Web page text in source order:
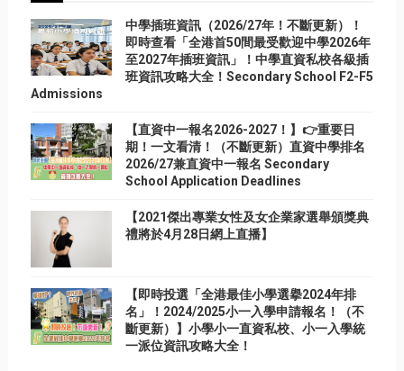
中學插班資訊（2026/27年！不斷更新）！
即時查看「全港首50間最受歡迎中學2026年
至2027年插班資訊」！中學直資私校各級插
班資訊攻略大全！Secondary School F2-F5
Admissions
【直資中一報名2026-2027！】👉重要日
期！一文看清！（不斷更新）直資中學排名
2026/27兼直資中一報名 Secondary
School Application Deadlines
【2021傑出專業女性及女企業家選舉頒獎典
禮將於4月28日網上直播】
【即時投選「全港最佳小學選擧2024年排
名」！2024/2025小一入學申請報名！（不
斷更新）】小學小一直資私校、小一入學統
一派位資訊攻略大全！